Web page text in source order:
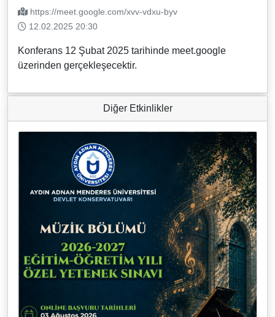
https://meet.google.com/xvv-vdxu-byv
12.02.2025 20:30
Konferans 12 Şubat 2025 tarihinde meet.google
üzerinden gerçekleşecektir.
Diğer Etkinlikler